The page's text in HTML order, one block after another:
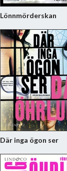
Lönnmörderskan
Där inga ögon ser